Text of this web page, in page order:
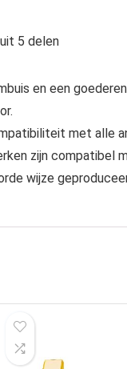
5 delen
en een
met alle
zijn compatibel
wijze